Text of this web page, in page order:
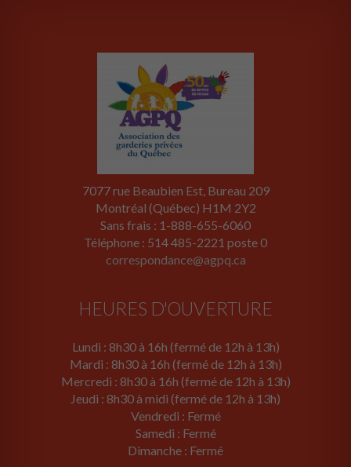
7077 rue Beaubien Est, Bureau 209
Montréal (Québec) H1M 2Y2
Sans frais : 1-888-655-6060
Téléphone : 514 485-2221 poste 0
correspondance@agpq.ca
HEURES D'OUVERTURE
Lundi : 8h30 à 16h (fermé de 12h à 13h)
Mardi : 8h30 à 16h (fermé de 12h à 13h)
Mercredi : 8h30 à 16h (fermé de 12h à 13h)
Jeudi : 8h30 à midi (fermé de 12h à 13h)
Vendredi : Fermé
Samedi : Fermé
Dimanche : Fermé